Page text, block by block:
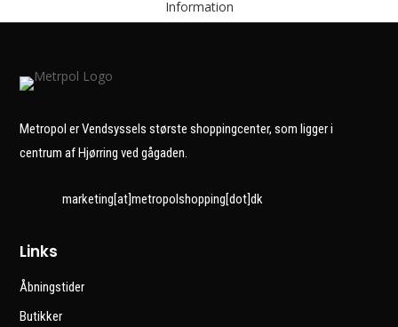
Information
Metropol er Vendsyssels største shoppingcenter, som ligger i
centrum af Hjørring ved gågaden.
marketing[at]metropolshopping[dot]dk
Links
Åbningstider
Butikker